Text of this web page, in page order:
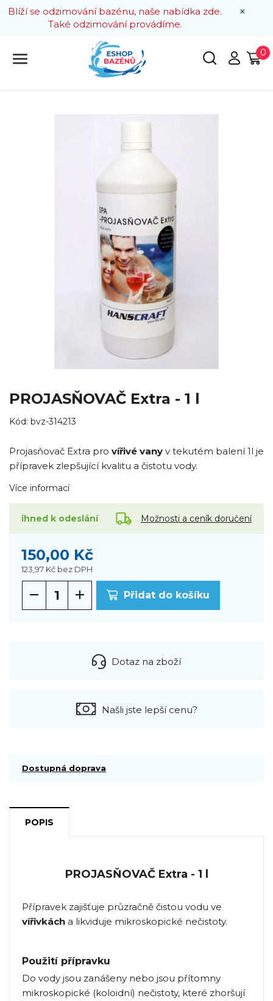
×
Blíží se odzimování bazénu, naše nabídka zde.
Také odzimování provádíme.
0
PROJASŇOVAČ Extra - 1 l
Kód: bvz-314213
Projasňovač Extra pro vířivé vany v tekutém balení 1l je
přípravek zlepšující kvalitu a čistotu vody.
Více informací
ihned k odeslání Možnosti a ceník doručení
150,00 Kč
123,97 Kč bez DPH
Přidat do košíku
Dotaz na zboží
Našli jste lepší cenu?
Dostupná doprava
POPIS
PROJASŇOVAČ Extra - 1 l
Přípravek zajišťuje průzračně čistou vodu ve
vířivkách a likviduje mikroskopické nečistoty.
Použití přípravku
Do vody jsou zanášeny nebo jsou přítomny
mikroskopické (koloidní) nečistoty, které zhoršují